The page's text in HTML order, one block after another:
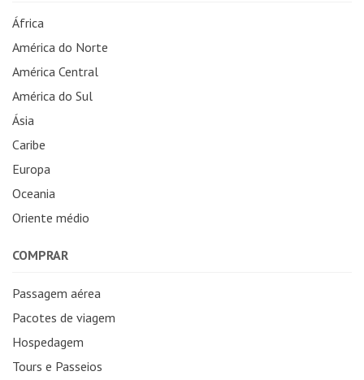
África
América do Norte
América Central
América do Sul
Ásia
Caribe
Europa
Oceania
Oriente médio
COMPRAR
Passagem aérea
Pacotes de viagem
Hospedagem
Tours e Passeios